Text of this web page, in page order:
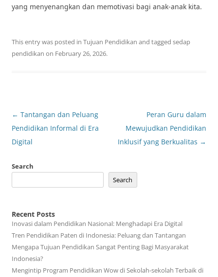
yang menyenangkan dan memotivasi bagi anak-anak kita.
This entry was posted in Tujuan Pendidikan and tagged sedap
pendidikan on February 26, 2026.
Post
navigation
← Tantangan dan Peluang
Pendidikan Informal di Era
Digital
Peran Guru dalam
Mewujudkan Pendidikan
Inklusif yang Berkualitas →
Search
Search
Recent Posts
Inovasi dalam Pendidikan Nasional: Menghadapi Era Digital
Tren Pendidikan Paten di Indonesia: Peluang dan Tantangan
Mengapa Tujuan Pendidikan Sangat Penting Bagi Masyarakat
Indonesia?
Mengintip Program Pendidikan Wow di Sekolah-sekolah Terbaik di